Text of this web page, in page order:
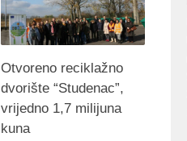
Otvoreno reciklažno
dvorište “Studenac”,
vrijedno 1,7 milijuna
kuna